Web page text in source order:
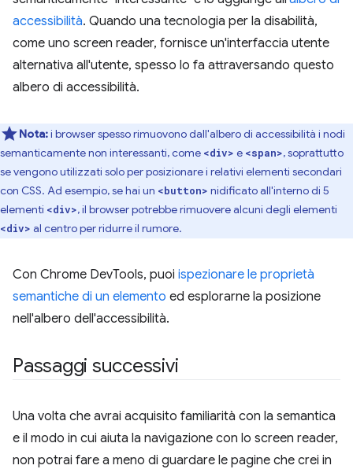
accessibilità. Quando una tecnologia per la disabilità,
come uno screen reader, fornisce un'interfaccia utente
alternativa all'utente, spesso lo fa attraversando questo
albero di accessibilità.
Nota:i browser spesso rimuovono dall'albero di accessibilità i nodi
semanticamente non interessanti, come <div> e <span>, soprattutto
se vengono utilizzati solo per posizionare i relativi elementi secondari
con CSS. Ad esempio, se hai un <button> nidificato all'interno di 5
elementi <div>, il browser potrebbe rimuovere alcuni degli elementi
<div> al centro per ridurre il rumore.
Con Chrome DevTools, puoi ispezionare le proprietà
semantiche di un elemento ed esplorarne la posizione
nell'albero dell'accessibilità.
Passaggi successivi
Una volta che avrai acquisito familiarità con la semantica
e il modo in cui aiuta la navigazione con lo screen reader,
non potrai fare a meno di guardare le pagine che crei in